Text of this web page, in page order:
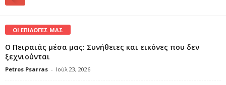
ΟΙ ΕΠΙΛΟΓΕΣ ΜΑΣ
Ο Πειραιάς μέσα μας: Συνήθειες και εικόνες που δεν
ξεχνιούνται
Petros Psarras - Ιούλ 23, 2026